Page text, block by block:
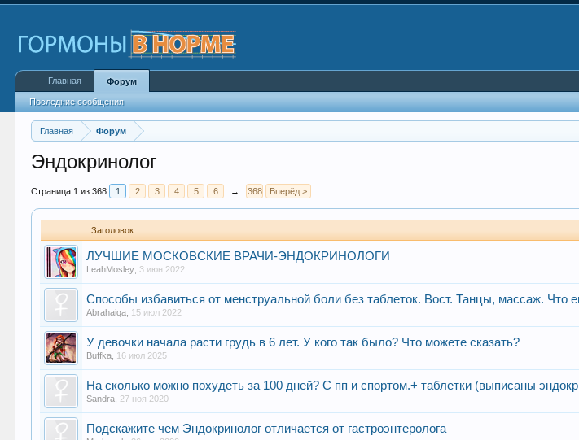
Главная Форум
Эндокринолог
Страница 1 из 368 1 2 3 4 5 6 → 368 Вперёд >
Заголовок
ЛУЧШИЕ МОСКОВСКИЕ ВРАЧИ-ЭНДОКРИНОЛОГИ
LeahMosley 3 июн 2022
Способы избавиться от менструальной боли без таблеток. Вост. Танцы, массаж. Что
Abrahaiqa 15 июл 2022
У девочки начала расти грудь в 6 лет. У кого так было? Что можете сказать?
Buffka 16 июл 2025
На сколько можно похудеть за 100 дней? С пп и спортом.+ таблетки (выписаны
Sandra 27 ноя 2020
Подскажите чем Эндокринолог отличается от гастроэнтеролога
Главная Форум
Последние сообщения